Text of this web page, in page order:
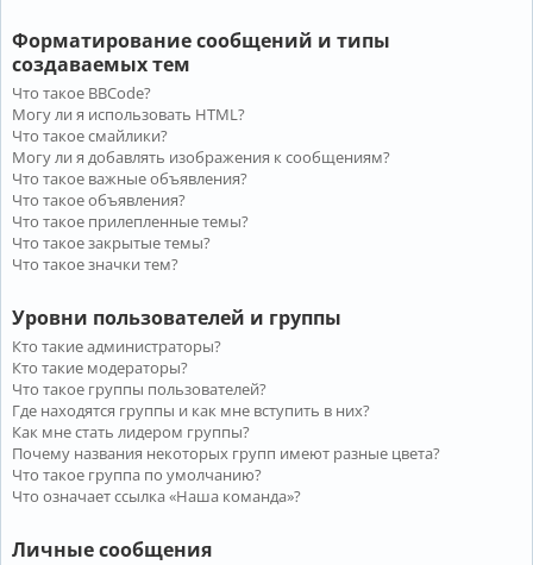
Форматирование сообщений и типы
создаваемых тем
Что такое BBCode?
Могу ли я использовать HTML?
Что такое смайлики?
Могу ли я добавлять изображения к сообщениям?
Что такое важные объявления?
Что такое объявления?
Что такое прилепленные темы?
Что такое закрытые темы?
Что такое значки тем?
Уровни пользователей и группы
Кто такие администраторы?
Кто такие модераторы?
Что такое группы пользователей?
Где находятся группы и как мне вступить в них?
Как мне стать лидером группы?
Почему названия некоторых групп имеют разные цвета?
Что такое группа по умолчанию?
Что означает ссылка «Наша команда»?
Личные сообщения